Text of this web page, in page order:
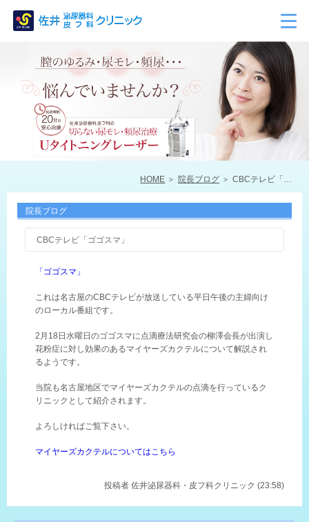
HOME 院長ブログ CBCテレビ「ゴゴスマ」
院長ブログ
CBCテレビ「ゴゴスマ」
「ゴゴスマ」
これは名古屋のCBCテレビが放送している平日午後の主婦向け
のローカル番組です。
2月18日水曜日のゴゴスマに点滴療法研究会の柳澤会長が出演し
花粉症に対し効果のあるマイヤーズカクテルについて解説され
るようです。
当院も名古屋地区でマイヤーズカクテルの点滴を行っているク
リニックとして紹介されます。
よろしければご覧下さい。
マイヤーズカクテルについてはこちら
投稿者 佐井泌尿器科・皮フ科クリニック (23:58)